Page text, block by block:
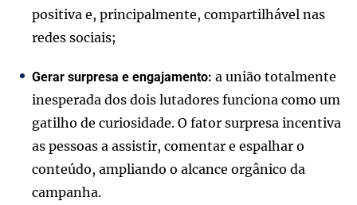
positiva e, principalmente, compartilhável nas
redes sociais;
Gerar surpresa e engajamento: a união totalmente
inesperada dos dois lutadores funciona como um
gatilho de curiosidade. O fator surpresa incentiva
as pessoas a assistir, comentar e espalhar o
conteúdo, ampliando o alcance orgânico da
campanha.